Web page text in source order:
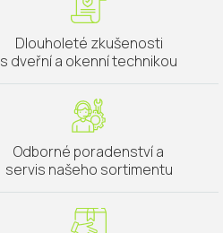
Dlouholeté zkušenosti
s dveřní a okenní technikou
Odborné poradenství a
servis našeho sortimentu